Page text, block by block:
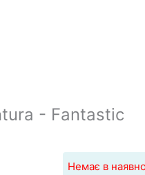
- Fantastic
Немає в